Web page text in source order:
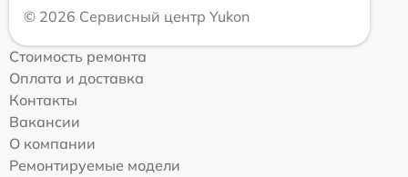
© 2026 Сервисный центр Yukon
Стоимость ремонта
Оплата и доставка
Контакты
Вакансии
О компании
Ремонтируемые модели